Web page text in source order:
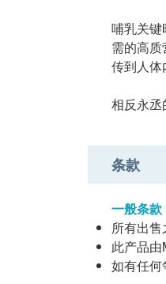
哺乳关
需的高
传到人体
相反永丞
条款
一般条款
所有出售
此产品由
如有任何